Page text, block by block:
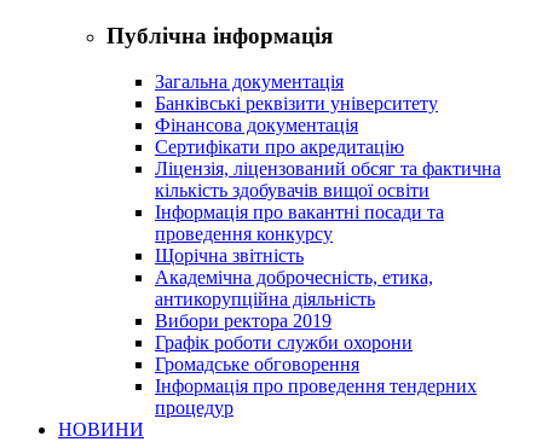
Публічна інформація
Загальна документація
Банківські реквізити університету
Фінансова документація
Сертифікати про акредитацію
Ліцензія, ліцензований обсяг та фактична
кількість здобувачів вищої освіти
Інформація про вакантні посади та
проведення конкурсу
Щорічна звітність
Академічна доброчесність, етика,
антикорупційна діяльність
Вибори ректора 2019
Графік роботи служби охорони
Громадське обговорення
Інформація про проведення тендерних
процедур
НОВИНИ